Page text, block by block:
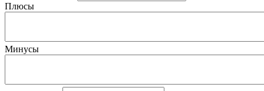
Плюсы
Минусы